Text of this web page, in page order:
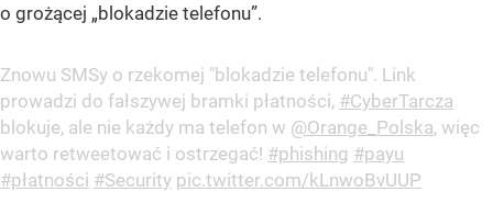
o grożącej „blokadzie telefonu”.
Znowu SMSy o rzekomej "blokadzie telefonu". Link
prowadzi do fałszywej bramki płatności, #CyberTarcza
blokuje, ale nie każdy ma telefon w @Orange_Polska, więc
warto retweetować i ostrzegać! #phishing #payu
#płatności #Security pic.twitter.com/kLnwoBvUUP